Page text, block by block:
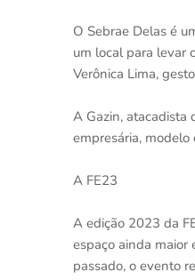
O Sebrae Delas é
um local para levar
Verônica Lima,
A Gazin, atacadista
empresária,
A FE23
A edição 2023 da
espaço ainda maior
passado, o evento